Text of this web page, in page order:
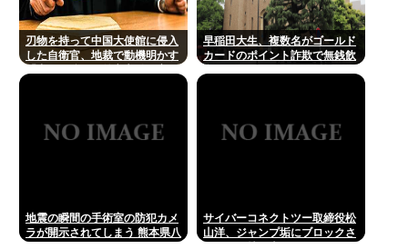
刃物を持って中国大使館に侵入
した自衛官、地裁で動機明かす
早稲田大生、複数名がゴールド
カードのポイント詐欺で無銭飲
地震の瞬間の手術室の防犯カメ
ラが開示されてしまう 熊本県八
サイバーコネクトツー取締役松
山洋、ジャンプ垢にブロックさ